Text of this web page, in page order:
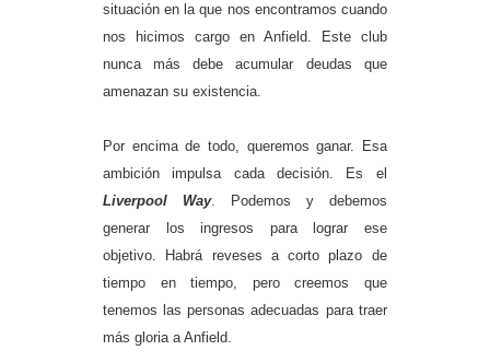
situación en la que nos encontramos cuando
nos hicimos cargo en Anfield. Este club
nunca más debe acumular deudas que
amenazan su existencia.
Por encima de todo, queremos ganar. Esa
ambición impulsa cada decisión. Es el
Liverpool Way. Podemos y debemos
generar los ingresos para lograr ese
objetivo. Habrá reveses a corto plazo de
tiempo en tiempo, pero creemos que
tenemos las personas adecuadas para traer
más gloria a Anfield.